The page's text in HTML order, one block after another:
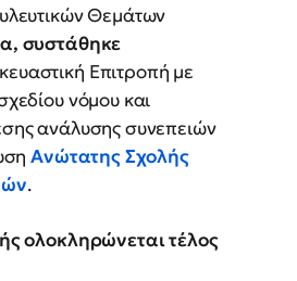
Θεμάτων
συστάθηκε
Επιτροπή με
νόμου και
ανάλυσης συνεπειών
Ανώτατης Σχολής
.
ολοκληρώνεται τέλος